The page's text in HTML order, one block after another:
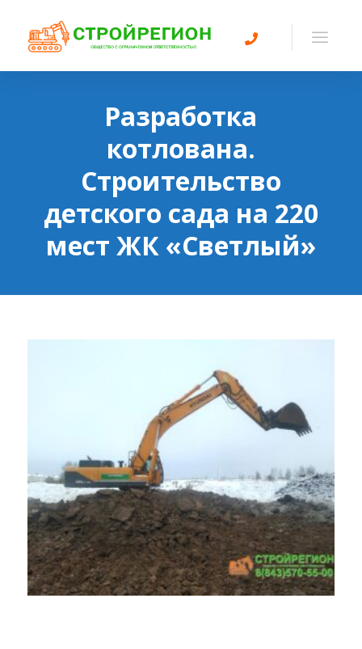
Разработка
котлована.
Строительство
детского сада на 220
мест ЖК «Светлый»